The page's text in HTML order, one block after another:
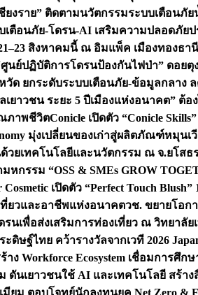
ยงราย” ติดตามนวัตกรรมระบบเตือน
ตือนภัย-โดรน-AI เสริมความปลอดภัย
สิงหาคมนี้ ณ อิมแพ็ค เมืองทองธานี
นย์ปฏิบัติการโดรนป้องกันไฟป่า” ดอย
ด ยกระดับระบบเตือนภัย-ข้อมูลกลาง
ยาวชน ระยะ 5 ปีเมืองแห่งอนาคต” ต้
ณภาพชีวิตConicle เปิดตัว “Conicle
มุ่งเปลี่ยนของเก่าสู่ผลิตภัณฑ์หมุนเ
ยเทคโนโลยีและนวัตกรรม ณ จ.ยโสธ
มหกรรม “OSS & SMEs GROW
เปิดตัว “Perfect Touch
ยวและอาชีพแห่งอนาคตวช. ขยายโอก
รนเพื่อส่งเสริมการท่องเที่ยว ณ วิทยาลั
ดิษฐ์ไทย คว้ารางวัลจากเวที 2026
Workforce Ecosystem เชื่อมการศึก
ดันเยาวชนใช้ AI และเทคโนโลยี สร้า
ยม ตอบโจทย์นักลงทุนยุค Net Zero &